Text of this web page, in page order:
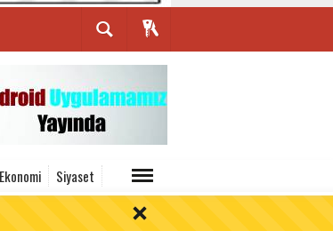
Ekonomi Siyaset